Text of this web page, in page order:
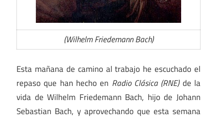
(Wilhelm Friedemann Bach)
Esta mañana de camino al trabajo he escuchado el
repaso que han hecho en Radio Clásica (RNE)de la
vida de Wilhelm Friedemann Bach, hijo de Johann
Sebastian Bach, y aprovechando que esta semana